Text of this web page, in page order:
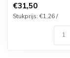
€31,50
Stukprijs: €1,26 /